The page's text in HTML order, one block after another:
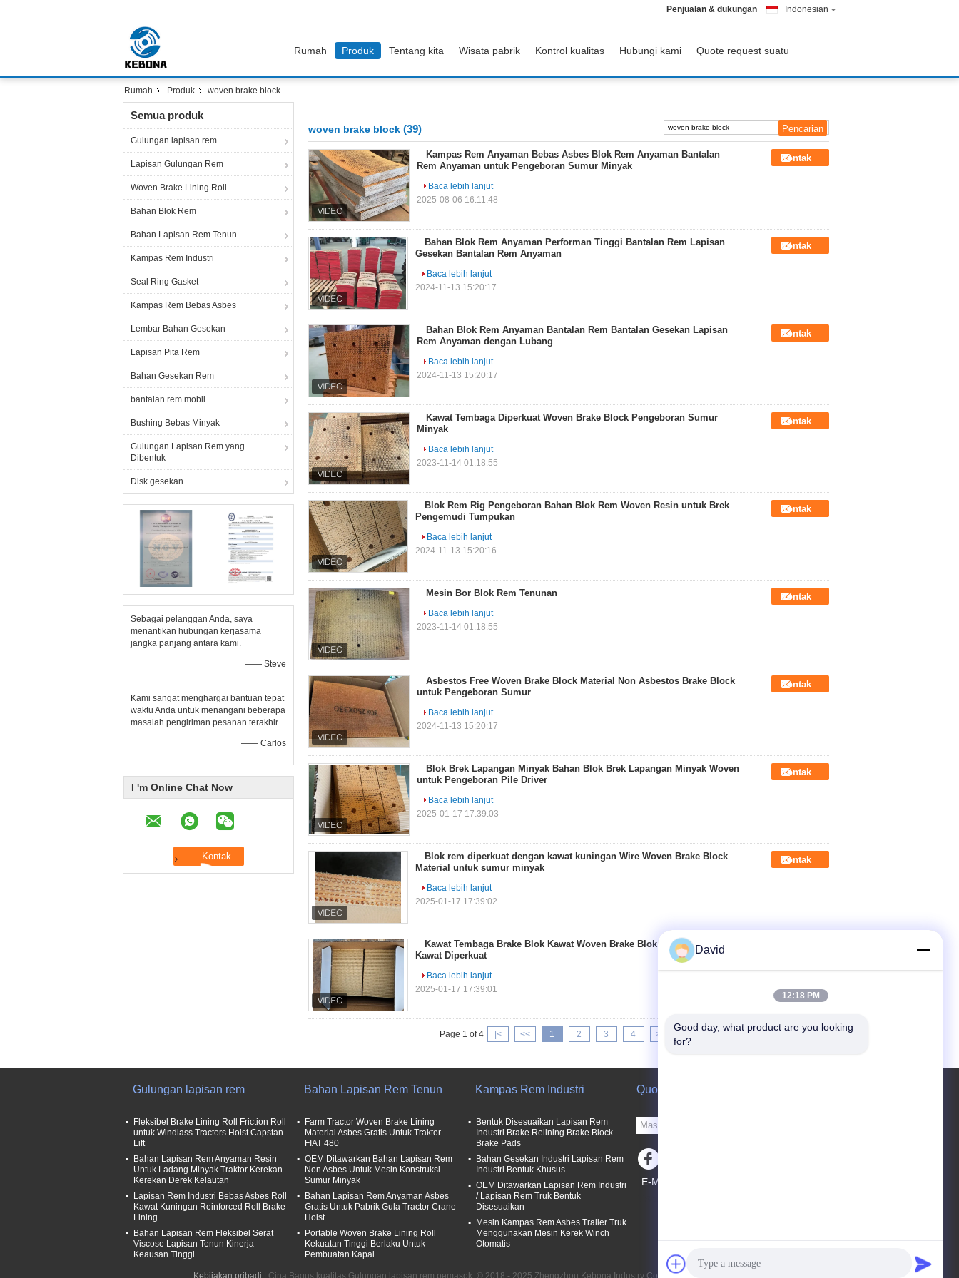
Indonesian
Penjualan & dukungan
Rumah Produk Tentang kita Wisata pabrik Kontrol kualitas Hubungi kami Quote request suatu
Rumah Produk woven brake block
Semua produk
Gulungan lapisan rem
Lapisan Gulungan Rem
Woven Brake Lining Roll
Bahan Blok Rem
Bahan Lapisan Rem Tenun
Kampas Rem Industri
Seal Ring Gasket
Kampas Rem Bebas Asbes
Lembar Bahan Gesekan
Lapisan Pita Rem
Bahan Gesekan Rem
bantalan rem mobil
Bushing Bebas Minyak
Gulungan Lapisan Rem yang
Dibentuk
Disk gesekan
Sebagai pelanggan Anda, saya
menantikan hubungan kerjasama
jangka panjang antara kami.
—— Steve
Kami sangat menghargai bantuan tepat
waktu Anda untuk menangani beberapa
masalah pengiriman pesanan terakhir.
—— Carlos
I 'm Online Chat Now
woven brake block (39)
Kampas Rem Anyaman Bebas Asbes Blok Rem Anyaman Bantalan
Rem Anyaman untuk Pengeboran Sumur Minyak
Kontak
Baca lebih lanjut
2025-08-06 16:11:48
Bahan Blok Rem Anyaman Performan Tinggi Bantalan Rem Lapisan
Gesekan Bantalan Rem Anyaman
Kontak
Baca lebih lanjut
2024-11-13 15:20:17
Bahan Blok Rem Anyaman Bantalan Rem Bantalan Gesekan Lapisan
Rem Anyaman dengan Lubang
Kontak
Baca lebih lanjut
2024-11-13 15:20:17
Kawat Tembaga Diperkuat Woven Brake Block Pengeboran Sumur
Minyak
Kontak
Baca lebih lanjut
2023-11-14 01:18:55
Blok Rem Rig Pengeboran Bahan Blok Rem Woven Resin untuk Brek
Pengemudi Tumpukan
Kontak
Baca lebih lanjut
2024-11-13 15:20:16
Mesin Bor Blok Rem Tenunan Kontak
Baca lebih lanjut
2023-11-14 01:18:55
Asbestos Free Woven Brake Block Material Non Asbestos Brake Block
untuk Pengeboran Sumur
Kontak
Baca lebih lanjut
2024-11-13 15:20:17
Blok Brek Lapangan Minyak Bahan Blok Brek Lapangan Minyak Woven
untuk Pengeboran Pile Driver
Kontak
Baca lebih lanjut
2025-01-17 17:39:03
Blok rem diperkuat dengan kawat kuningan Wire Woven Brake Block
Material untuk sumur minyak
Kontak
Baca lebih lanjut
2025-01-17 17:39:02
Kawat Tembaga Brake Blok Kawat Woven Brake Blok Bahan Kuningan
Kawat Diperkuat
Baca lebih lanjut
2025-01-17 17:39:01
Page 1 of 4 |< << 1 2 3 4 >>
Gulungan lapisan rem
Fleksibel Brake Lining Roll Friction Roll
untuk Windlass Tractors Hoist Capstan
Lift
Bahan Lapisan Rem Anyaman Resin
Untuk Ladang Minyak Traktor Kerekan
Kerekan Derek Kelautan
Lapisan Rem Industri Bebas Asbes Roll
Kawat Kuningan Reinforced Roll Brake
Lining
Bahan Lapisan Rem Fleksibel Serat
Viscose Lapisan Tenun Kinerja
Keausan Tinggi
Bahan Lapisan Rem Tenun
Farm Tractor Woven Brake Lining
Material Asbes Gratis Untuk Traktor
FIAT 480
OEM Ditawarkan Bahan Lapisan Rem
Non Asbes Untuk Mesin Konstruksi
Sumur Minyak
Bahan Lapisan Rem Anyaman Asbes
Gratis Untuk Pabrik Gula Tractor Crane
Hoist
Portable Woven Brake Lining Roll
Kekuatan Tinggi Berlaku Untuk
Pembuatan Kapal
Kampas Rem Industri
Bentuk Disesuaikan Lapisan Rem
Industri Brake Relining Brake Block
Brake Pads
Bahan Gesekan Industri Lapisan Rem
Industri Bentuk Khusus
OEM Ditawarkan Lapisan Rem Industri
/ Lapisan Rem Truk Bentuk
Disesuaikan
Mesin Kampas Rem Asbes Trailer Truk
Menggunakan Mesin Kerek Winch
Otomatis
Quote request suatu
E-Mail
Kebijakan pribadi | Cina Bagus kualitas Gulungan lapisan rem pemasok. © 2018 - 2025 Zhengzhou Kebona Industry Co., Ltd. All Rights Reserved.
David
12:18 PM
Good day, what product are you looking
for?